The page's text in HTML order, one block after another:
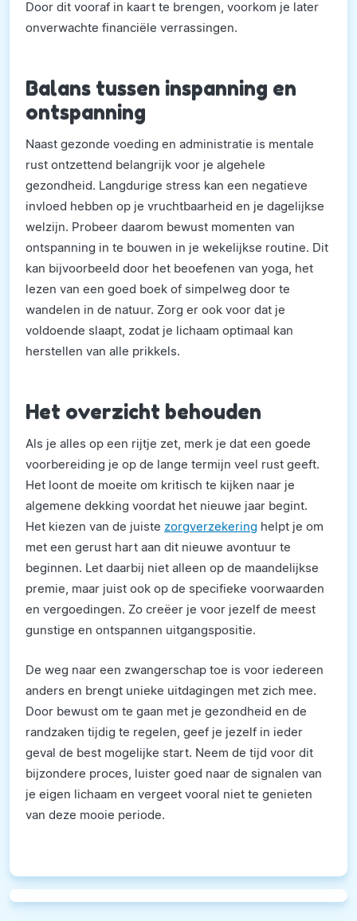
Door dit vooraf in kaart te brengen, voorkom je later
onverwachte financiële verrassingen.
Balans tussen inspanning en
ontspanning
Naast gezonde voeding en administratie is mentale
rust ontzettend belangrijk voor je algehele
gezondheid. Langdurige stress kan een negatieve
invloed hebben op je vruchtbaarheid en je dagelijkse
welzijn. Probeer daarom bewust momenten van
ontspanning in te bouwen in je wekelijkse routine. Dit
kan bijvoorbeeld door het beoefenen van yoga, het
lezen van een goed boek of simpelweg door te
wandelen in de natuur. Zorg er ook voor dat je
voldoende slaapt, zodat je lichaam optimaal kan
herstellen van alle prikkels.
Het overzicht behouden
Als je alles op een rijtje zet, merk je dat een goede
voorbereiding je op de lange termijn veel rust geeft.
Het loont de moeite om kritisch te kijken naar je
algemene dekking voordat het nieuwe jaar begint.
Het kiezen van de juiste zorgverzekering helpt je om
met een gerust hart aan dit nieuwe avontuur te
beginnen. Let daarbij niet alleen op de maandelijkse
premie, maar juist ook op de specifieke voorwaarden
en vergoedingen. Zo creëer je voor jezelf de meest
gunstige en ontspannen uitgangspositie.
De weg naar een zwangerschap toe is voor iedereen
anders en brengt unieke uitdagingen met zich mee.
Door bewust om te gaan met je gezondheid en de
randzaken tijdig te regelen, geef je jezelf in ieder
geval de best mogelijke start. Neem de tijd voor dit
bijzondere proces, luister goed naar de signalen van
je eigen lichaam en vergeet vooral niet te genieten
van deze mooie periode.